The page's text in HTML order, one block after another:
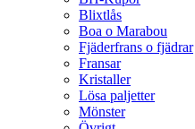
Blixtlås
Boa o Marabou
Fjäderfrans o fjädrar
Fransar
Kristaller
Lösa paljetter
Mönster